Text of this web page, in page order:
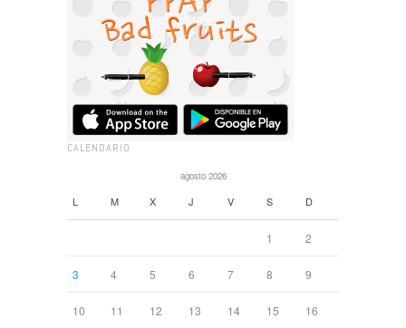
CALENDARIO
agosto 2026
L M X J V S D
1 2
3 4 5 6 7 8 9
10 11 12 13 14 15 16